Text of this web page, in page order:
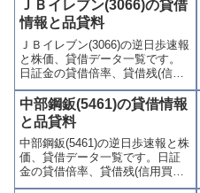
喚起・申込停止)など、空売り関
連情報を集計し、図解でわかり
やすくまとめて掲載していま
す。
ＪＢイレブン(3066)の貸借
情報と品貸料
ＪＢイレブン(3066)の逆日歩速報
と株価、貸借データ一覧です。
日証金の貸借倍率、貸借残(信用
買残、信用売残)、品貸料(逆日
歩)、東証の週末残高、規制(注意
喚起・申込停止)など、空売り関
連情報を集計し、図解でわかり
やすくまとめて掲載していま
す。
中部鋼鈑(5461)の貸借情報
と品貸料
中部鋼鈑(5461)の逆日歩速報と株
価、貸借データ一覧です。日証
金の貸借倍率、貸借残(信用買
残、信用売残)、品貸料(逆日